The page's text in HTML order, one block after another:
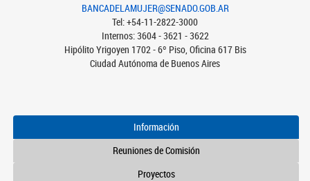
BANCADELAMUJER@SENADO.GOB.AR
Tel: +54-11-2822-3000
Internos: 3604 - 3621 - 3622
Hipólito Yrigoyen 1702 - 6º Piso, Oficina 617 Bis
Ciudad Autónoma de Buenos Aires
Información
Reuniones de Comisión
Proyectos